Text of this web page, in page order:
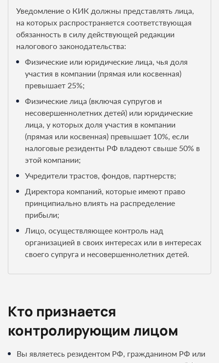
Уведомление о КИК должны представлять лица,
на которых распространяется соответствующая
обязанность в силу действующей редакции
налогового законодательства:
Физические или юридические лица, чья доля
участия в компании (прямая или косвенная)
превышает 25%;
Физические лица (включая супругов и
несовершеннолетних детей) или юридические
лица, у которых доля участия в компании
(прямая или косвенная) превышает 10%, если
налоговые резиденты РФ владеют свыше 50% в
этой компании;
Учредители трастов, фондов, партнерств;
Директора компаний, которые имеют право
принципиально влиять на распределение
прибыли;
Лицо, осуществляющее контроль над
организацией в своих интересах или в интересах
своего супруга и несовершеннолетних детей.
Кто признается
контролирующим лицом
Вы являетесь резидентом РФ, гражданином РФ или